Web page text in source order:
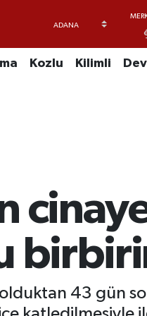
Kozlu Kilimli
43 gün